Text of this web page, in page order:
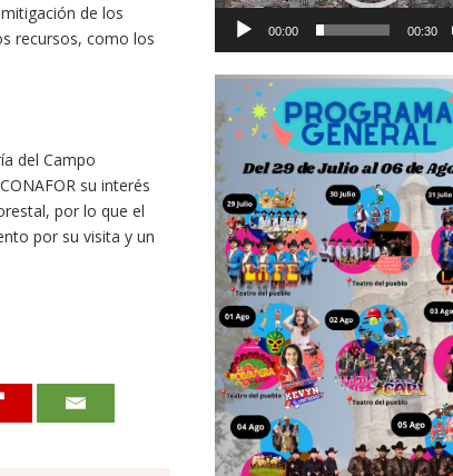
de los
recursos, como los
del Campo
su interés
por lo que el
por su visita y un
00:00 00:30